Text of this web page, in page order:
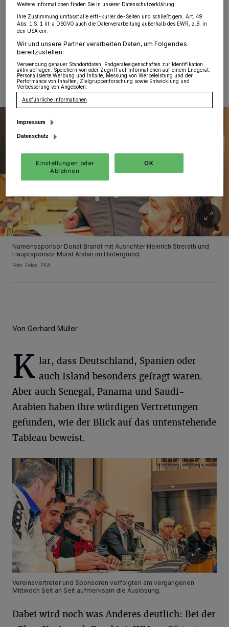
am 17. Juni beim „Einmarsch der Nationen“ auflaufen
und dann auch kicken werden.
14.03.2018 , 11:04 Uhr Eine Minute Lesezeit
Namenssponsor Donat Brandt mit Ausrichter Heinrich Strerath und
Hauptsponsor Murat Arslan im Hintergrund.
Foto: Fotos: PXA
Von Gerhard Müller
K lar, dass Deutschland, Spanien oder
auch Island besonders gefragt waren.
Aber auch Senegal, Panama und Saudi-
Arabien haben ihre würdigen Vertretungen
gefunden, wie der Blick auf das untenstehende
Tableau beweist.
Vereinsvertreter und Sponsoren verfolgten am vergangenen
Mittwoch Seit an Seit aufmerksam die Auslosung.
Dabei wird noch was Anderes deutlich: Bei der
Weitere Informationen finden Sie in unserer Datenschutzerklärung.
Ihre Zustimmung umfasst alle erft-kurier.de-Seiten und schließt gem. Art. 49
Abs. 1 S. 1 lit. a DSGVO auch die Datenverarbeitung außerhalb des EWR, z.B. in
den USA ein.
Wir und unsere Partner verarbeiten Daten, um Folgendes
bereitzustellen:
Verwendung genauer Standortdaten. Endgeräteeigenschaften zur Identifikation
aktiv abfragen. Speichern von oder Zugriff auf Informationen auf einem Endgerät.
Personalisierte Werbung und Inhalte, Messung von Werbeleistung und der
Performance von Inhalten, Zielgruppenforschung sowie Entwicklung und
Verbesserung von Angeboten.
Ausführliche Informationen
Impressum
Datenschutz
Einstellungen oder
Ablehnen
OK